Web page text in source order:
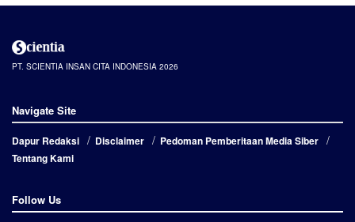
PT. SCIENTIA INSAN CITA INDONESIA 2026
Navigate Site
Dapur Redaksi Disclaimer
Pedoman Pemberitaan Media Siber
Tentang Kami
Follow Us